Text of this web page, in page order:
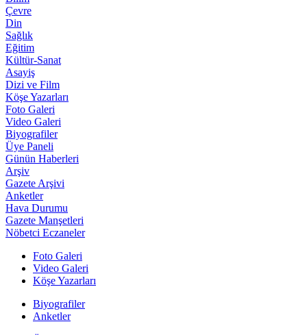
Çevre
Din
Sağlık
Eğitim
Kültür-Sanat
Asayiş
Dizi ve Film
Köşe Yazarları
Foto Galeri
Video Galeri
Biyografiler
Üye Paneli
Günün Haberleri
Arşiv
Gazete Arşivi
Anketler
Hava Durumu
Gazete Manşetleri
Nöbetci Eczaneler
Foto Galeri
Video Galeri
Köşe Yazarları
Biyografiler
Anketler